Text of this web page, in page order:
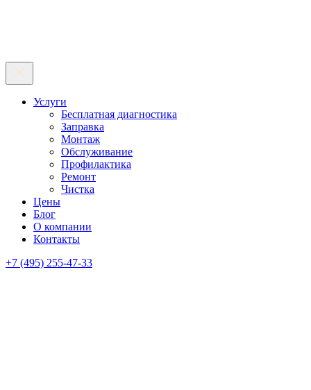
Услуги
Бесплатная диагностика
Заправка
Монтаж
Обслуживание
Профилактика
Ремонт
Чистка
Цены
Блог
О компании
Контакты
+7 (495) 255-47-33